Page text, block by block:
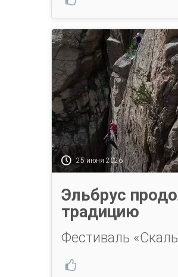
25 июня 2026
Эльбрус
традицию
Фестиваль